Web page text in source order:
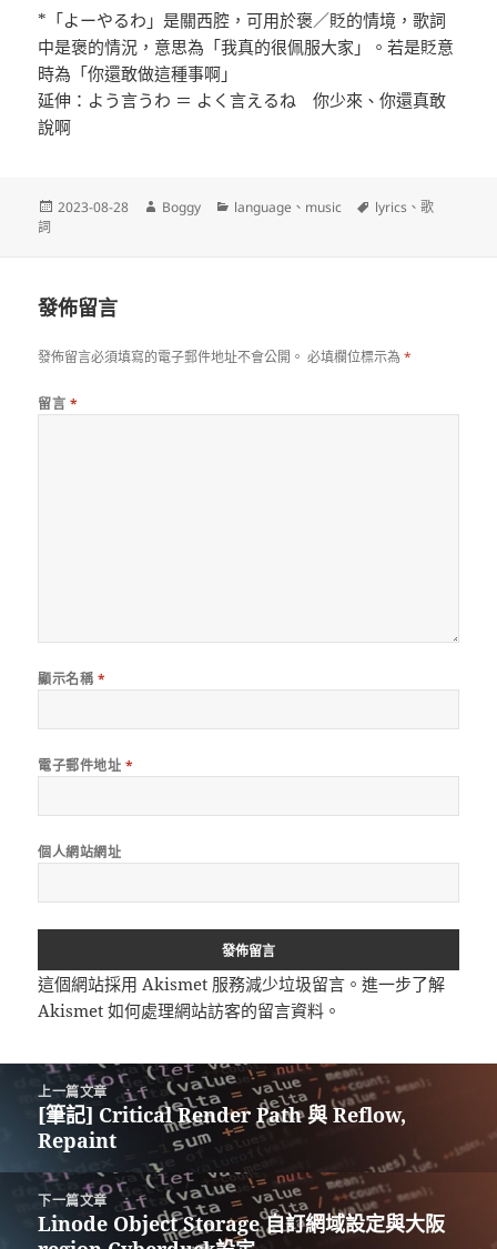
*「よーやるわ」是關西腔，可用於褒／貶的情境，歌詞
中是褒的情況，意思為「我真的很佩服大家」。若是貶意
時為「你還敢做這種事啊」
延伸：よう言うわ ＝ よく言えるね 你少來、你還真敢
說啊
發
2023-08-28
作
Boggy
分
language 、 music
標
lyrics 、歌
詞
發佈留言
發佈留言必須填寫的電子郵件地址不會公開。 必填欄位標示為*
留言 *
顯示名稱 *
電子郵件地址 *
個人網站網址
這個網站採用 Akismet 服務減少垃圾留言。進一步了解
Akismet 如何處理網站訪客的留言資料 。
上一篇文章
上
一
篇
文
章:
[筆記] Critical Render Path 與 Reflow,
Repaint
下一篇文章
下
Linode Object Storage 自訂網域設定與大阪